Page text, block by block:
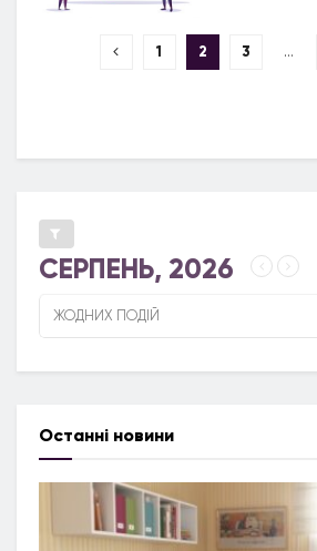
1 2 3 …
СЕРПЕНЬ, 2026
ЖОДНИХ ПОДІЙ
Останні новини